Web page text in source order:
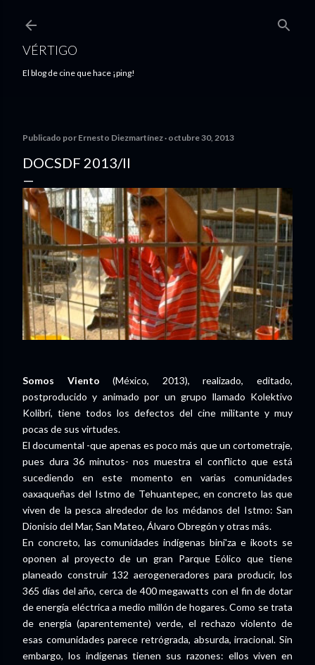
VÉRTIGO
El blog de cine que hace ¡ping!
Publicado por Ernesto Diezmartínez octubre 30, 2013
DOCSDF 2013/II
Somos Viento (México, 2013), realizado, editado,
postproducido y animado por un grupo llamado Kolektivo
Kolibrí, tiene todos los defectos del cine militante y muy
pocas de sus virtudes.
El documental -que apenas es poco más que un cortometraje,
pues dura 36 minutos- nos muestra el conflicto que está
sucediendo en este momento en varias comunidades
oaxaqueñas del Istmo de Tehuantepec, en concreto las que
viven de la pesca alrededor de los médanos del Istmo: San
Dionisio del Mar, San Mateo, Álvaro Obregón y otras más.
En concreto, las comunidades indígenas bini'za e ikoots se
oponen al proyecto de un gran Parque Eólico que tiene
planeado construir 132 aerogeneradores para producir, los
365 días del año, cerca de 400 megawatts con el fin de dotar
de energía eléctrica a medio millón de hogares. Como se trata
de energía (aparentemente) verde, el rechazo violento de
esas comunidades parece retrógrada, absurda, irracional. Sin
embargo, los indígenas tienen sus razones: ellos viven en